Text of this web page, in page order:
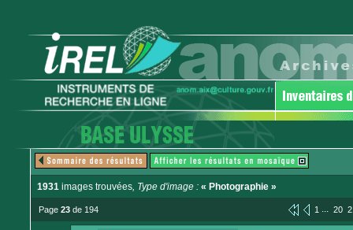
1931 images trouvées, Type d'image : « Photographie »
Page 23 de 194 1 ... 20